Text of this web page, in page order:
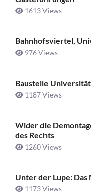
1613 Views
Bahnhofsviertel,
976 Views
Baustelle
1187 Views
Wider die
des Rechts
1260 Views
Unter der Lupe:
1173 Views